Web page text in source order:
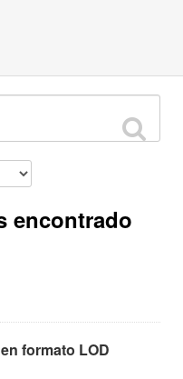
encontrado
formato LOD